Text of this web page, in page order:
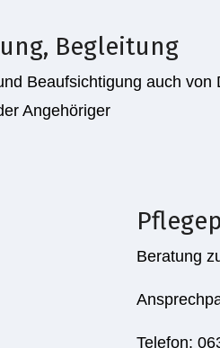
Begleitung
Beaufsichtigung auch von
Angehöriger
Beratung
Telefon: